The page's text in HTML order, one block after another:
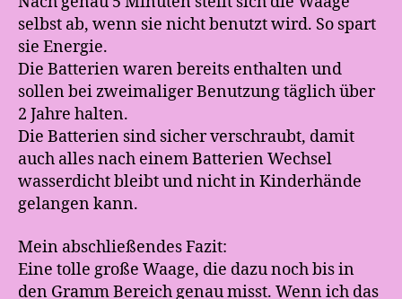
selbst ab, wenn sie nicht benutzt wird. So spart
sie Energie.
Die Batterien waren bereits enthalten und
sollen bei zweimaliger Benutzung täglich über
2 Jahre halten.
Die Batterien sind sicher verschraubt, damit
auch alles nach einem Batterien Wechsel
wasserdicht bleibt und nicht in Kinderhände
gelangen kann.
Mein abschließendes Fazit:
Eine tolle große Waage, die dazu noch bis in
den Gramm Bereich genau misst. Wenn ich das